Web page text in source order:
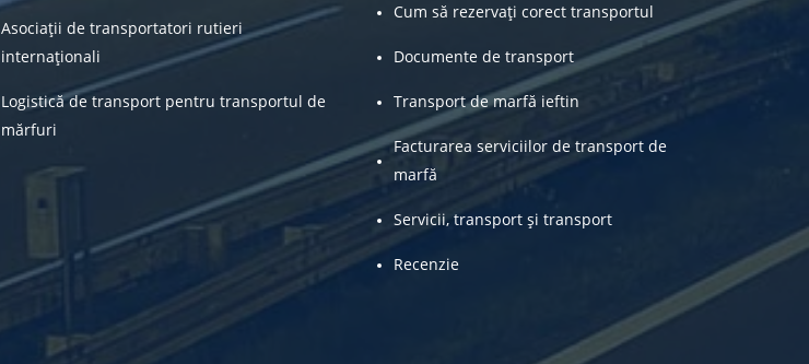
Asociații de transportatori rutieri
internaționali
Logistică de transport pentru transportul de
mărfuri
Cum să rezervați corect transportul
Documente de transport
Transport de marfă ieftin
Facturarea serviciilor de transport de
marfă
Servicii, transport și transport
Recenzie